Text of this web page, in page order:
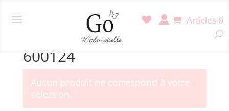
Articles 0
/ Produit Référence / 600124
600124
Aucun produit ne correspond à votre
sélection.